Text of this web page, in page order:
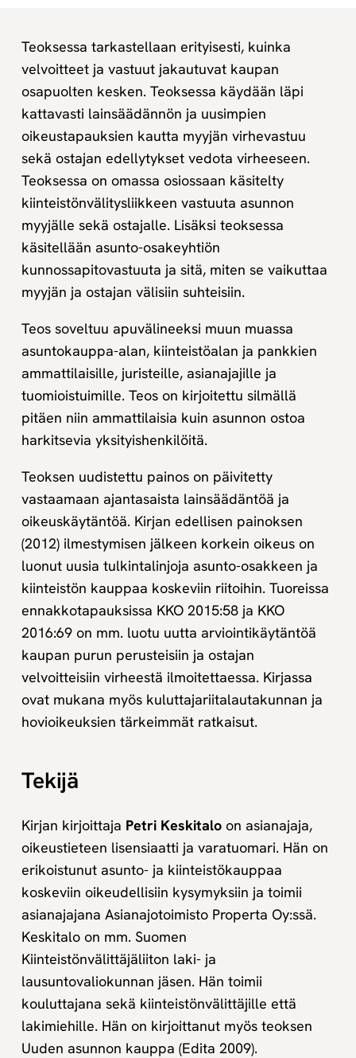
painos
Digikirja
määrä
Teoksessa tarkastellaan erityisesti, kuinka
velvoitteet ja vastuut jakautuvat kaupan
osapuolten kesken. Teoksessa käydään läpi
kattavasti lainsäädännön ja uusimpien
oikeustapauksien kautta myyjän virhevastuu
sekä ostajan edellytykset vedota virheeseen.
Teoksessa on omassa osiossaan käsitelty
kiinteistönvälitysliikkeen vastuuta asunnon
myyjälle sekä ostajalle. Lisäksi teoksessa
käsitellään asunto-osakeyhtiön
kunnossapitovastuuta ja sitä, miten se vaikuttaa
myyjän ja ostajan välisiin suhteisiin.
Teos soveltuu apuvälineeksi muun muassa
asuntokauppa-alan, kiinteistöalan ja pankkien
ammattilaisille, juristeille, asianajajille ja
tuomioistuimille. Teos on kirjoitettu silmällä
pitäen niin ammattilaisia kuin asunnon ostoa
harkitsevia yksityishenkilöitä.
Teoksen uudistettu painos on päivitetty
vastaamaan ajantasaista lainsäädäntöä ja
oikeuskäytäntöä. Kirjan edellisen painoksen
(2012) ilmestymisen jälkeen korkein oikeus on
luonut uusia tulkintalinjoja asunto-osakkeen ja
kiinteistön kauppaa koskeviin riitoihin. Tuoreissa
ennakkotapauksissa KKO 2015:58 ja KKO
2016:69 on mm. luotu uutta arviointikäytäntöä
kaupan purun perusteisiin ja ostajan
velvoitteisiin virheestä ilmoitettaessa. Kirjassa
ovat mukana myös kuluttajariitalautakunnan ja
hovioikeuksien tärkeimmät ratkaisut.
Tekijä
Kirjan kirjoittaja Petri Keskitalo on asianajaja,
oikeustieteen lisensiaatti ja varatuomari. Hän on
erikoistunut asunto- ja kiinteistökauppaa
koskeviin oikeudellisiin kysymyksiin ja toimii
asianajajana Asianajotoimisto Properta Oy:ssä.
Keskitalo on mm. Suomen
Kiinteistönvälittäjäliiton laki- ja
lausuntovaliokunnan jäsen. Hän toimii
kouluttajana sekä kiinteistönvälittäjille että
lakimiehille. Hän on kirjoittanut myös teoksen
Uuden asunnon kauppa (Edita 2009).